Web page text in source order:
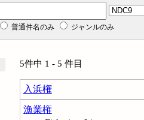
普通件名のみ ジャンルのみ
5件中 1 - 5 件目
入浜権
漁業権